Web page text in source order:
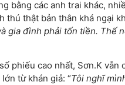
bằng các anh trai khác,
thú thật bản thân khá ngại
gia đình phải tốn tiền. Thế
phiếu cao nhất, Sơn.K
từ khán giả: “Tôi nghĩ